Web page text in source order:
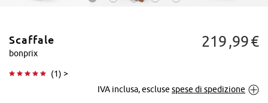
Tocca per
Scaffale
bonprix
(1) >
219 99€
IVA inclusa, escluse spese di spedizione